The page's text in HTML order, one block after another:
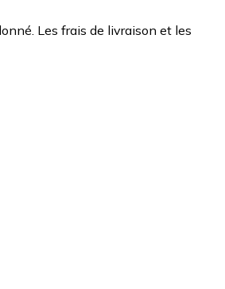
Les frais de livraison et les